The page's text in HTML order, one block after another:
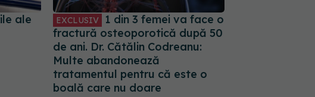
ale
EXCLUSIV
1 din 3 femei va face o
fractură osteoporotică după 50
de ani. Dr. Cătălin Codreanu:
Multe abandonează
tratamentul pentru că este o
boală care nu doare